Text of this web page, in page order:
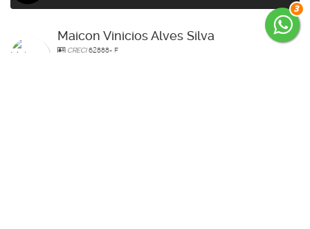
3
Maicon Vinicios Alves Silva
CRECI62888- F